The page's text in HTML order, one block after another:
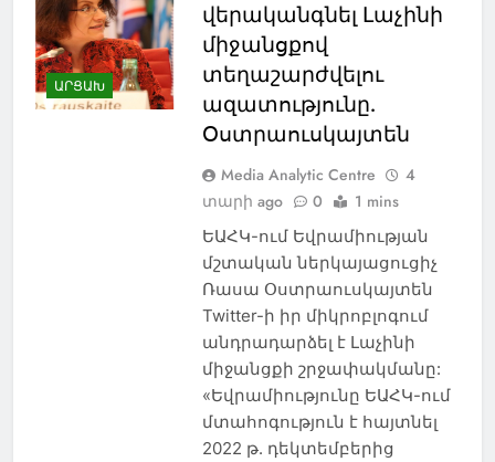
ԱՐՑԱԽ
վերականգնել Լաչինի
միջանցքով
տեղաշարժվելու
ազատությունը.
Օստրաուսկայտեն
Media Analytic Centre
4
տարի ago
0 1 mins
ԵԱՀԿ-ում Եվրամիության
մշտական ներկայացուցիչ
Ռասա Օստրաուսկայտեն
Twitter-ի իր միկրոբլոգում
անդրադարձել է Լաչինի
միջանցքի շրջափակմանը:
«Եվրամիությունը ԵԱՀԿ-ում
մտահոգություն է հայտնել
2022 թ. դեկտեմբերից